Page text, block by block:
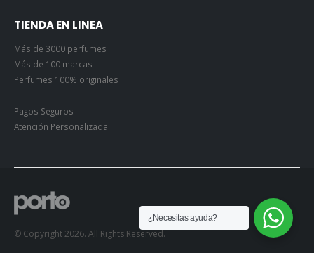
TIENDA EN LINEA
Más de 3000 perfumes
Más de 100 marcas
Perfumes 100% originales
Pagos Seguros
Atención Personalizada
© Copyright 2026. All Rights Reserved.
¿Necesitas ayuda?